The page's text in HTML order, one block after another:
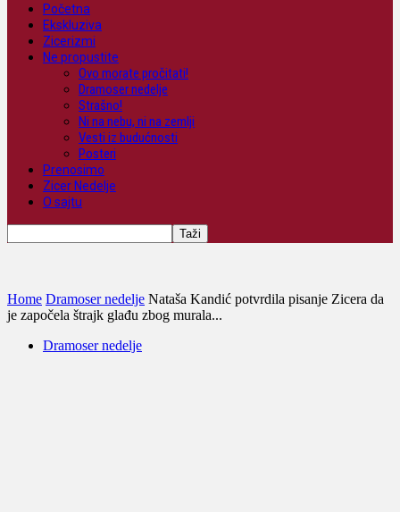
Početna
Ekskluziva
Zicerizmi
Ne propustite
Ovo morate pročitati!
Dramoser nedelje
Strašno!
Ni na nebu, ni na zemlji
Vesti iz budućnosti
Posteri
Prenosimo
Zicer Nedelje
O sajtu
Home Dramoser nedelje Nataša Kandić potvrdila pisanje Zicera da
je započela štrajk glađu zbog murala...
Dramoser nedelje